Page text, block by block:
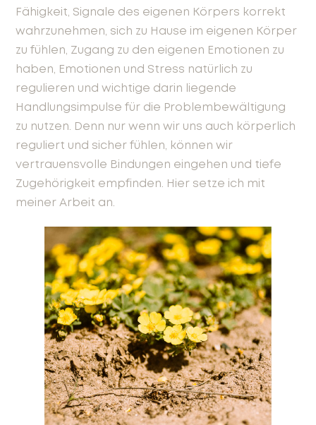
Fähigkeit, Signale des eigenen Körpers korrekt
wahrzunehmen, sich zu Hause im eigenen Körper
zu fühlen, Zugang zu den eigenen Emotionen zu
haben, Emotionen und Stress natürlich zu
regulieren und wichtige darin liegende
Handlungsimpulse für die Problembewältigung
zu nutzen. Denn nur wenn wir uns auch körperlich
reguliert und sicher fühlen, können wir
vertrauensvolle Bindungen eingehen und tiefe
Zugehörigkeit empfinden. Hier setze ich mit
meiner Arbeit an